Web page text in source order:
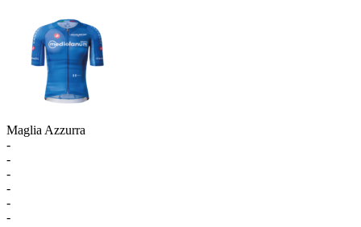
Maglia Azzurra
-
-
-
-
-
-